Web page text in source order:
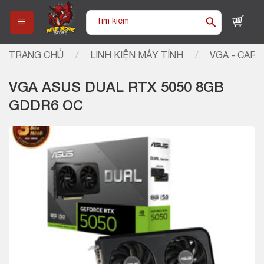
content
Tìm
TRANG CHỦ / LINH KIỆN MÁY TÍNH / VGA -
VGA ASUS DUAL RTX 5050 8GB
GDDR6 OC